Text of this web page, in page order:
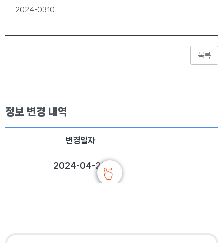
2024-0310
목록
정보 변경 내역
변경일자
2024-04-29